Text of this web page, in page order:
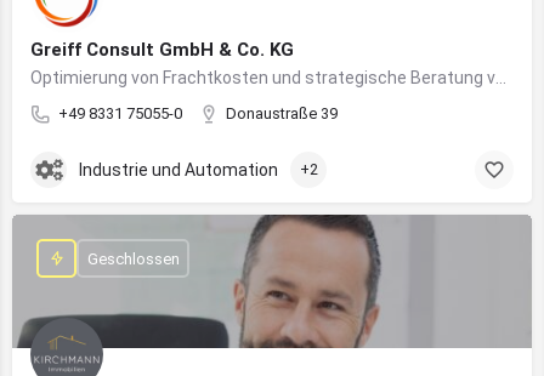
Greiff Consult GmbH & Co. KG
+49 8331 75055-0 Donaustraße 39
Industrie und Automation +2
Geschlossen